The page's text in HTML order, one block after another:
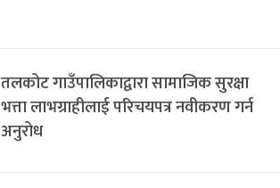
तलकोट गाउँपालिकाद्वारा सामाजिक सुरक्षा
भत्ता लाभग्राहीलाई परिचयपत्र नवीकरण गर्न
अनुरोध